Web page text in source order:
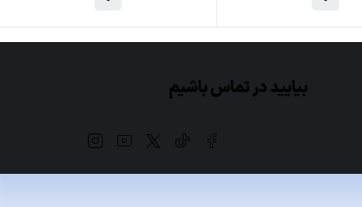
بیایید در تماس باشیم